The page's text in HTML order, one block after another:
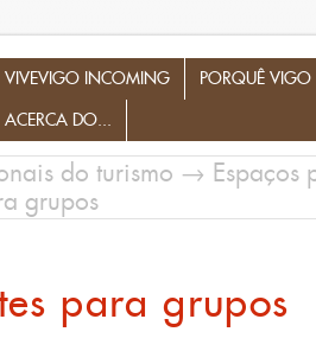
Profesionales del Turismo
VIVEVIGO INCOMING
PORQUÊ VIGO
ACERCA DO...
do turismo → Espaços
grupos
para grupos